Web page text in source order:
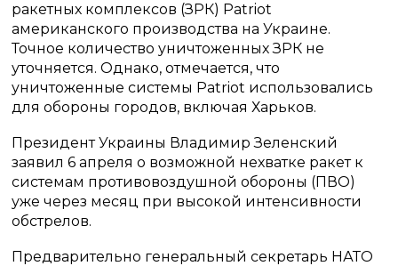
ракетных комплексов (ЗРК) Patriot
американского производства на Украине.
Точное количество уничтоженных ЗРК не
уточняется. Однако, отмечается, что
уничтоженные системы Patriot использовались
для обороны городов, включая Харьков.
Президент Украины Владимир Зеленский
заявил 6 апреля о возможной нехватке ракет к
системам противовоздушной обороны (ПВО)
уже через месяц при высокой интенсивности
обстрелов.
Предварительно генеральный секретарь НАТО